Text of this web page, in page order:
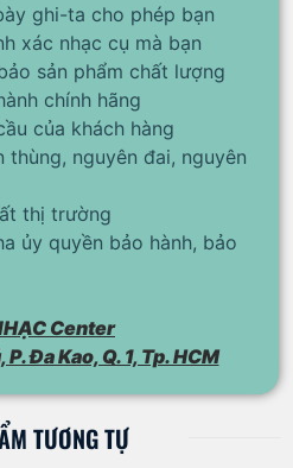
ghi-ta cho phép bạn
xác nhạc cụ mà bạn
sản phẩm chất lượng
chính hãng
của khách hàng
thùng, nguyên đai, nguyên
thị trường
ủy quyền bảo hành, bảo
Center
Đa Kao, Q. 1, Tp. HCM
TƯƠNG TỰ